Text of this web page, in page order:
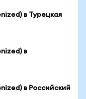
в Турецкая
в
в Российский